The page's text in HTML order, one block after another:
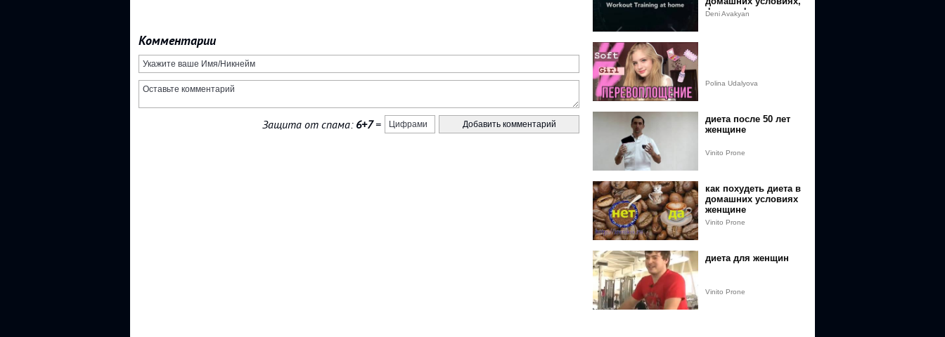
Комментарии
Защита от спама: 6+7=
фитнес,фитнес дома,
Deni Avakyan
Polina Udalyova
диета после 50 лет
женщине
Vinito Prone
как похудеть диета в
домашних условиях
женщине
Vinito Prone
диета для женщин
Vinito Prone